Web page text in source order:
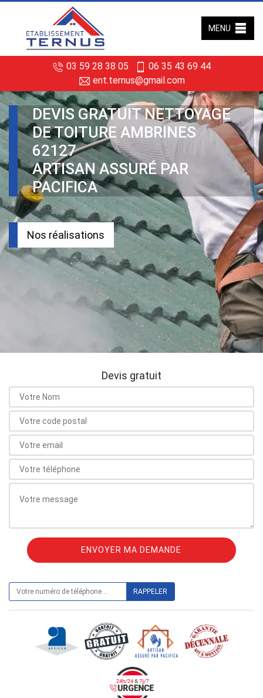
03 59 28 38 05
06 35 43 69 44
ent.ternus@gmail.com
MENU
DEVIS GRATUIT NETTOYAGE
DE TOITURE AMBRINES
62127
ARTISAN ASSURÉ PAR
PACIFICA
Nos réalisations
Devis gratuit